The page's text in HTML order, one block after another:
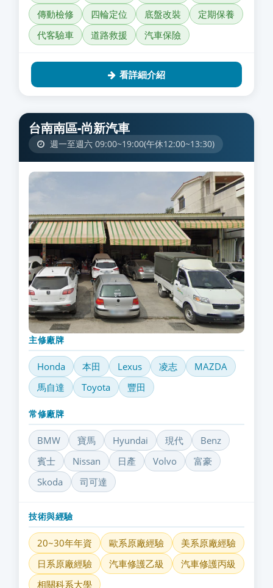
傳動檢修
四輪定位 底盤改裝
定期保養
代客驗車
道路救援 汽車保險
看詳細介紹
台南南區-尚新汽車
週一至週六 09:00~19:00(午休12:00~13:30)
主修廠牌
Honda 本田 Lexus 凌志
MAZDA
馬自達
Toyota 豐田
常修廠牌
BMW 寶馬 Hyundai 現代
Benz
賓士
Nissan 日產 Volvo
富豪
Skoda
司可達
技術與經驗
20~30年年資 歐系原廠經驗
美系原廠經驗
日系原廠經驗
汽車修護乙級
汽車修護丙級
相關科系大學